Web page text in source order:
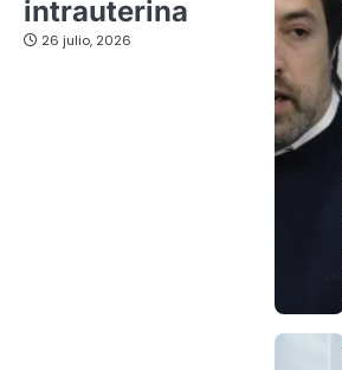
intrauterina
26 julio, 2026